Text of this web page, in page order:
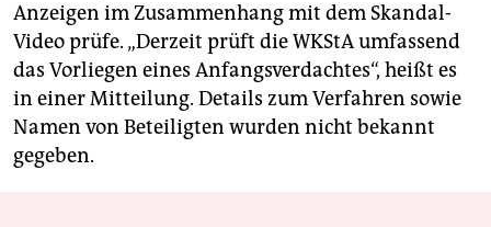
Anzeigen im Zusammenhang mit dem Skandal-
Video prüfe. „Derzeit prüft die WKStA umfassend
das Vorliegen eines Anfangsverdachtes“, heißt es
in einer Mitteilung. Details zum Verfahren sowie
Namen von Beteiligten wurden nicht bekannt
gegeben.